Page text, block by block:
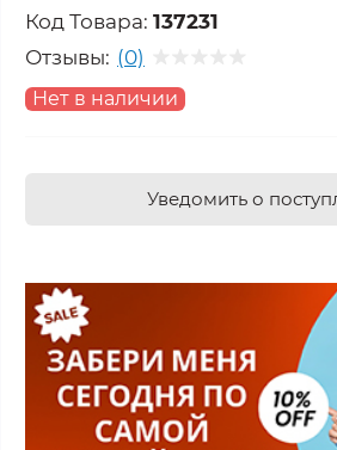
Код Товара: 137231
Отзывы: (0)
Нет в наличии
Уведомить о